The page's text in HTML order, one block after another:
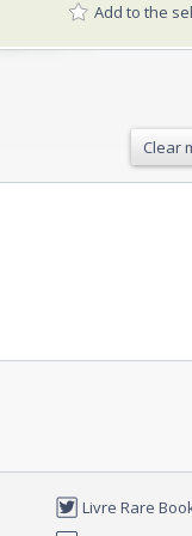
Add to the
Clear
Livre Rare